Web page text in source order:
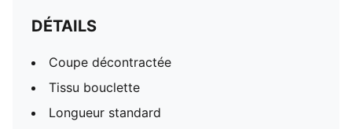
DÉTAILS
Coupe décontractée
Tissu bouclette
Longueur standard